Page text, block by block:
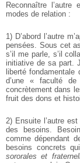
Reconnaître l’autre
modes de relation :
1) D’abord l’autre
pensées. Sous cet
s’il me parle, s’il
initiative de sa part.
liberté
d’une « faculté
concrètement dans
fruit des dons et
2) Ensuite l’autre
des besoins.
comme dépendant
besoins concrets
sororales et